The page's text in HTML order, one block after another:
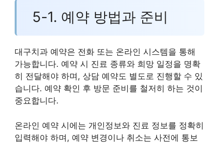
5-1. 예약 방법과 준비
대구치과 예약은 전화 또는 온라인 시스템을 통해
가능합니다. 예약 시 진료 종류와 희망 일정을 명확
히 전달해야 하며, 상담 예약도 별도로 진행할 수 있
습니다. 예약 확인 후 방문 준비를 철저히 하는 것이
중요합니다.
온라인 예약 시에는 개인정보와 진료 정보를 정확히
입력해야 하며, 예약 변경이나 취소는 사전에 통보